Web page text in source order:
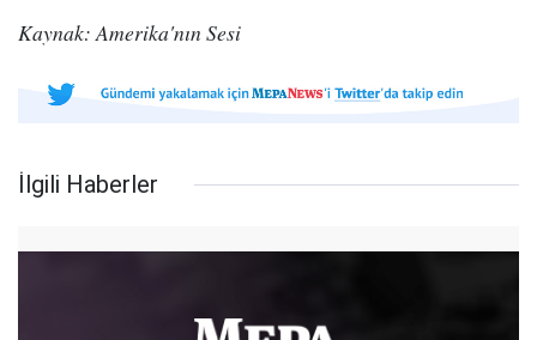
Kaynak: Amerika'nın Sesi
İlgili Haberler